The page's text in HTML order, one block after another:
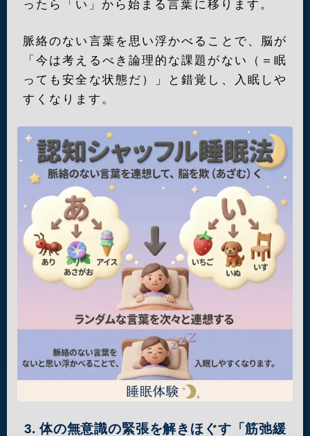
ったら「い」から始まる言葉に移ります。
脈絡のない言葉を思い浮かべることで、脳が
「今は考えるべき論理的な課題がない（＝眠
っても安全な状態だ）」と錯覚し、入眠しや
すくなります。
3. 体の無意識の緊張を解きほぐす「筋弛緩